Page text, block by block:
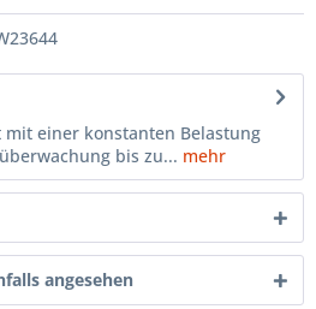
mit einer konstanten Belastung
bis zu... mehr
angesehen